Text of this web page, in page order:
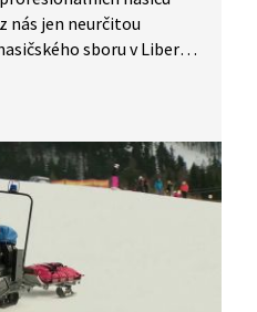
nás jen neurčitou
sboru v Liberci
zásahy. Hasiči
kondici, a proto
volném čase nejrůznějším
úrovni. Jan Pipiš
mezinárodní soutěži
Firefighter Combat